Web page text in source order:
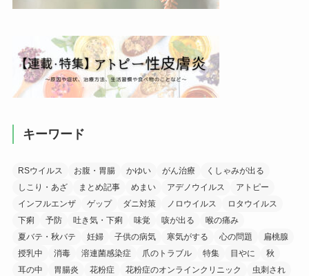
キーワード
RSウイルス お腹・胃腸 かゆい がん治療
くしゃみが出る
しこり・あざ
まとめ記事 めまい アデノウイルス
アトピー
インフルエンザ
ゲップ ダニ対策 ノロウイルス
ロタウイルス
下痢
予防 吐き気・下痢 味覚 咳が出る
喉の痛み
夏バテ・秋バテ
妊婦 子供の病気 寒気がする 心の問題
扁桃腺
授乳中
消毒 溶連菌感染症 爪のトラブル 特集 目やに
秋
耳の中
胃腸炎 花粉症 花粉症のオンラインクリニック
虫刺され